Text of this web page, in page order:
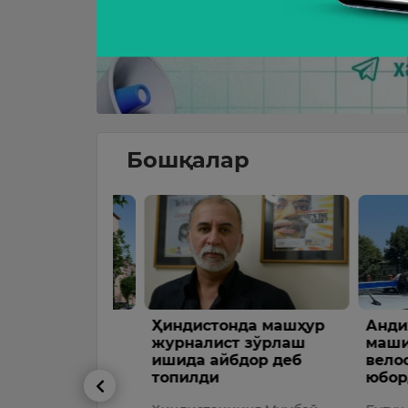
Бошқалар
Ҳиндистонда машҳур
журналист зўрлаш
ишида айбдор деб
топилди
юборди